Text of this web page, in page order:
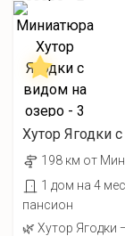
Хутор Ягодки
198 км от
1 дом на 4
пансион
🌿 Хутор Ягодки